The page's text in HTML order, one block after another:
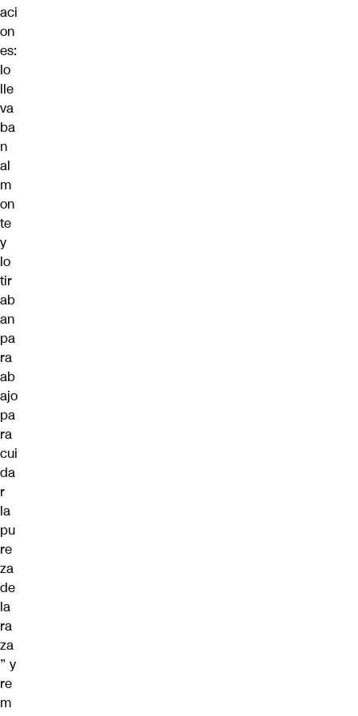
aci
on
es:
lo
lle
va
ba
n
al
m
on
te
y
lo
tir
ab
an
pa
ra
ab
ajo
pa
ra
cui
da
r
la
pu
re
za
de
la
ra
za
” y
re
m